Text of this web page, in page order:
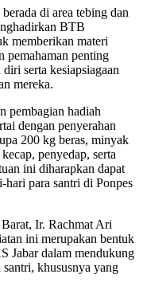
di area tebing dan
BTB
memberikan materi
pemahaman penting
serta kesiapsiagaan
mereka.
pembagian hadiah
dengan penyerahan
200 kg beras, minyak
penyedap, serta
ini diharapkan dapat
hari para santri di Ponpes
Ir. Rachmat Ari
ini merupakan bentuk
Jabar dalam mendukung
santri, khususnya yang